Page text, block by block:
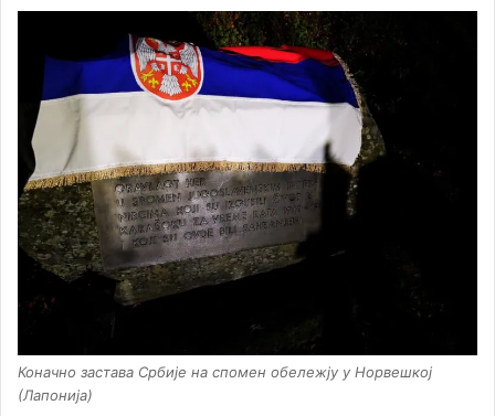
Коначно застава Србије на спомен обележју у Норвешкој
(Лапонија)